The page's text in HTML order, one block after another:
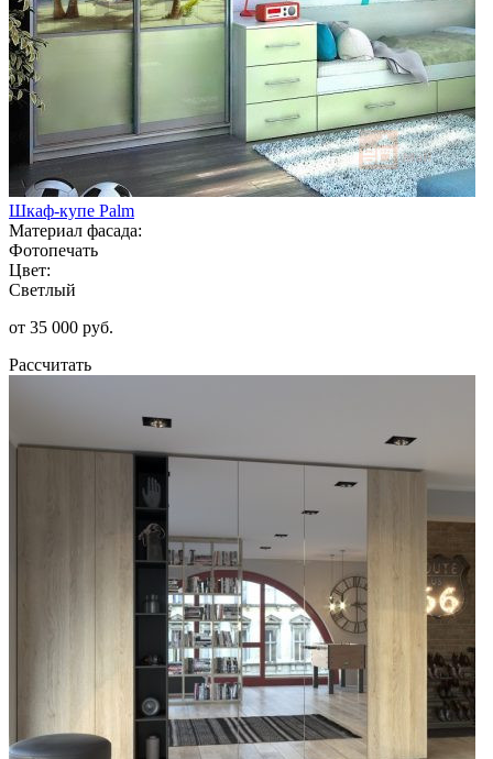
Шкаф-купе Palm
Материал фасада:
Фотопечать
Цвет:
Светлый
от 35 000 руб.
Рассчитать